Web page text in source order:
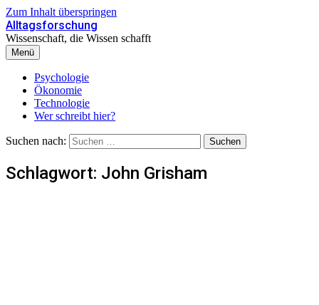
Zum Inhalt überspringen
Alltagsforschung
Wissenschaft, die Wissen schafft
Menü
Psychologie
Ökonomie
Technologie
Wer schreibt hier?
Suchen nach:
Schlagwort: John Grisham